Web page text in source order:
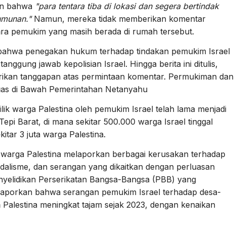
bahwa "para tentara tiba di lokasi dan segera bertindak
Namun, mereka tidak memberikan komentar
pemukim yang masih berada di rumah tersebut.
penegakan hukum terhadap tindakan pemukim Israel
jawab kepolisian Israel. Hingga berita ini ditulis,
tanggapan atas permintaan komentar. Permukiman dan
di Bawah Pemerintahan Netanyahu
warga Palestina oleh pemukim Israel telah lama menjadi
Barat, di mana sekitar 500.000 warga Israel tinggal
3 juta warga Palestina.
Palestina melaporkan berbagai kerusakan terhadap
dan serangan yang dikaitkan dengan perluasan
Perserikatan Bangsa-Bangsa (PBB) yang
bahwa serangan pemukim Israel terhadap desa-
meningkat tajam sejak 2023, dengan kenaikan